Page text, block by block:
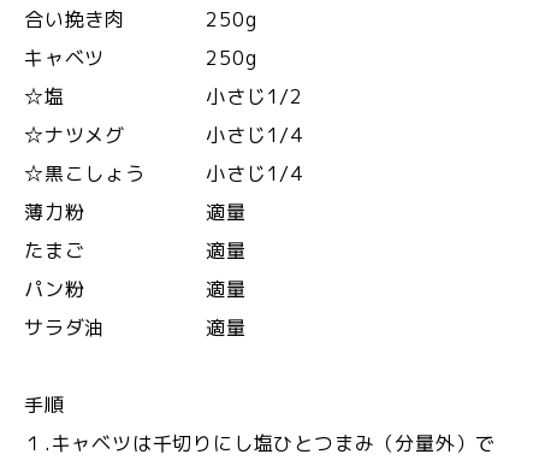
合い挽き肉 250g
キャベツ 250g
☆塩 小さじ1/2
☆ナツメグ 小さじ1/4
☆黒こしょう 小さじ1/4
薄力粉 適量
たまご 適量
パン粉 適量
サラダ油 適量
手順
１.キャベツは千切りにし塩ひとつまみ（分量外）で